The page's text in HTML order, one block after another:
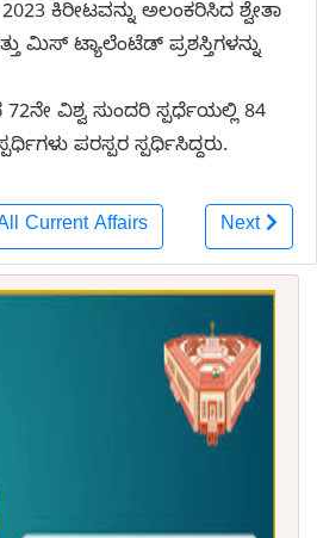
ಕಿರೀಟವನ್ನು ಅಲಂಕರಿಸಿದ ಶ್ವೇತಾ
ಮಿಸ್ ಟ್ಯಾಲೆಂಟೆಡ್ ಪ್ರಶಸ್ತಿಗಳನ್ನು
ವಿಶ್ವ ಸುಂದರಿ ಸ್ಪರ್ಧೆಯಲ್ಲಿ 84
ಪರಸ್ಪರ ಸ್ಪರ್ಧಿಸಿದ್ದರು.
Current Affairs Next